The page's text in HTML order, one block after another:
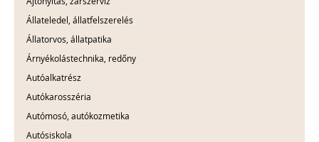
Állateledel, állatfelszerelés
Állatorvos, állatpatika
Árnyékolástechnika, redőny
Autóalkatrész
Autókarosszéria
Autómosó, autókozmetika
Autósiskola